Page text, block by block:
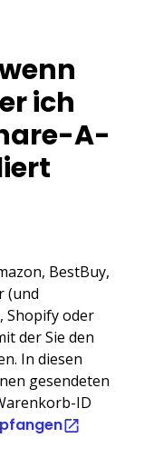
ich
A-
BestBuy,
(und
Shopify oder
der Sie den
In diesen
gesendeten
ID